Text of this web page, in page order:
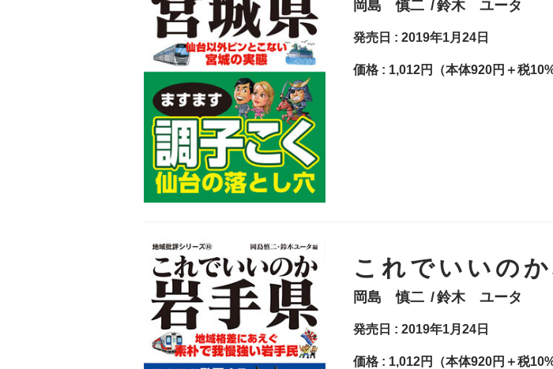
岡島 慎二 鈴木 ユータ
発売日 : 2019年1月24日
価格 : 1,012円（本体920円＋税10%
これでいいの
岡島 慎二 鈴木 ユータ
発売日 : 2019年1月24日
価格 : 1,012円（本体920円＋税10%